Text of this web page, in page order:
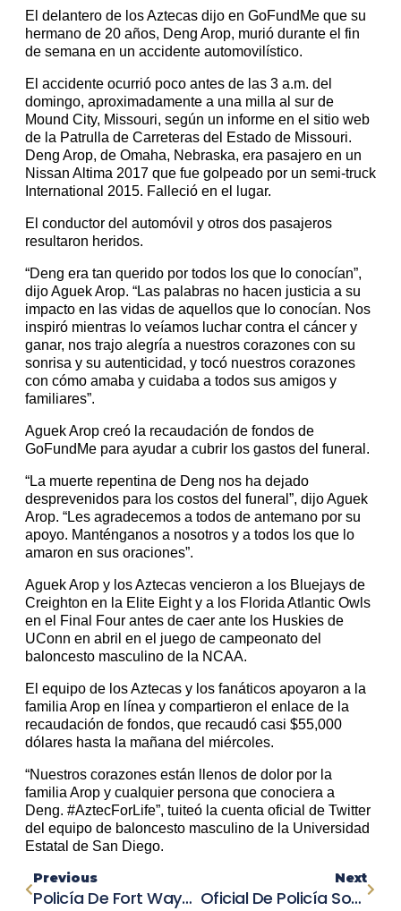
El delantero de los Aztecas dijo en GoFundMe que su
hermano de 20 años, Deng Arop, murió durante el fin
de semana en un accidente automovilístico.
El accidente ocurrió poco antes de las 3 a.m. del
domingo, aproximadamente a una milla al sur de
Mound City, Missouri, según un informe en el sitio web
de la Patrulla de Carreteras del Estado de Missouri.
Deng Arop, de Omaha, Nebraska, era pasajero en un
Nissan Altima 2017 que fue golpeado por un semi-truck
International 2015. Falleció en el lugar.
El conductor del automóvil y otros dos pasajeros
resultaron heridos.
“Deng era tan querido por todos los que lo conocían”,
dijo Aguek Arop. “Las palabras no hacen justicia a su
impacto en las vidas de aquellos que lo conocían. Nos
inspiró mientras lo veíamos luchar contra el cáncer y
ganar, nos trajo alegría a nuestros corazones con su
sonrisa y su autenticidad, y tocó nuestros corazones
con cómo amaba y cuidaba a todos sus amigos y
familiares”.
Aguek Arop creó la recaudación de fondos de
GoFundMe para ayudar a cubrir los gastos del funeral.
“La muerte repentina de Deng nos ha dejado
desprevenidos para los costos del funeral”, dijo Aguek
Arop. “Les agradecemos a todos de antemano por su
apoyo. Manténganos a nosotros y a todos los que lo
amaron en sus oraciones”.
Aguek Arop y los Aztecas vencieron a los Bluejays de
Creighton en la Elite Eight y a los Florida Atlantic Owls
en el Final Four antes de caer ante los Huskies de
UConn en abril en el juego de campeonato del
baloncesto masculino de la NCAA.
El equipo de los Aztecas y los fanáticos apoyaron a la
familia Arop en línea y compartieron el enlace de la
recaudación de fondos, que recaudó casi $55,000
dólares hasta la mañana del miércoles.
“Nuestros corazones están llenos de dolor por la
familia Arop y cualquier persona que conociera a
Deng. #AztecForLife”, tuiteó la cuenta oficial de Twitter
del equipo de baloncesto masculino de la Universidad
Estatal de San Diego.
Previous
Policía De Fort Wayne Atropella Mortalmente A Peatón En Un Choque Captado En Cámara
Next
Oficial De Policía Sobrevive Milagrosamente A Choque De Frente Con Conductor Adolescente Imprudente